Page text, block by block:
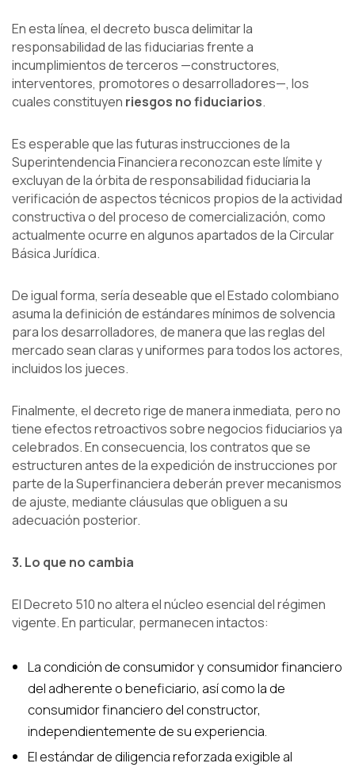
En esta línea, el decreto busca delimitar la
responsabilidad de las fiduciarias frente a
incumplimientos de terceros —constructores,
interventores, promotores o desarrolladores—, los
cuales constituyen riesgos no fiduciarios.
Es esperable que las futuras instrucciones de la
Superintendencia Financiera reconozcan este límite y
excluyan de la órbita de responsabilidad fiduciaria la
verificación de aspectos técnicos propios de la actividad
constructiva o del proceso de comercialización, como
actualmente ocurre en algunos apartados de la Circular
Básica Jurídica.
De igual forma, sería deseable que el Estado colombiano
asuma la definición de estándares mínimos de solvencia
para los desarrolladores, de manera que las reglas del
mercado sean claras y uniformes para todos los actores,
incluidos los jueces.
Finalmente, el decreto rige de manera inmediata, pero no
tiene efectos retroactivos sobre negocios fiduciarios ya
celebrados. En consecuencia, los contratos que se
estructuren antes de la expedición de instrucciones por
parte de la Superfinanciera deberán prever mecanismos
de ajuste, mediante cláusulas que obliguen a su
adecuación posterior.
3. Lo que no cambia
El Decreto 510 no altera el núcleo esencial del régimen
vigente. En particular, permanecen intactos:
La condición de consumidor y consumidor financiero
del adherente o beneficiario, así como la de
consumidor financiero del constructor,
independientemente de su experiencia.
El estándar de diligencia reforzada exigible al